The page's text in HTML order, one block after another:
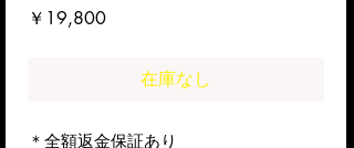
￥19,800価
在庫なし
＊全額返金保証あり